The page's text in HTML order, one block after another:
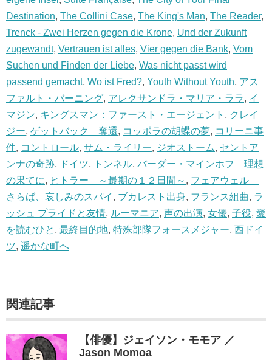
Destination, The Collini Case, The King's Man, The Reader,
Trenck - Zwei Herzen gegen die Krone, Und der Zukunft
zugewandt, Vertrauen ist alles, Vier gegen die Bank, Vom
Suchen und Finden der Liebe, Was nicht passt wird
passend gemacht, Wo ist Fred?, Youth Without Youth, アス
ファルト・バーニング, アレクサンドラ・マリア・ララ, イ
マジン, キングスマン：ファースト・エージェント , クレイ
ジー, ゲットバック 奪還, コッポラの胡蝶の夢, コリーニ事
件, コントロール, サム・ライリー, ジオストーム, セントア
ンナの奇跡, ドイツ, トンネル, バーダー・マインホフ 理想
の果てに, ヒトラー ～最期の１２日間～ , フェアウェル
さらば、哀しみのスパイ , ブカレスト出身, フランス組曲, ラ
ッシュ プライドと友情, ルーマニア, 声の出演, 女優, 子役, 愛
を読むひと , 最終目的地, 特殊部隊フォースメジャー, 西ドイ
ツ, 遥かな町へ
関連記事
【俳優】ジェイソン・モモア ／
Jason Momoa